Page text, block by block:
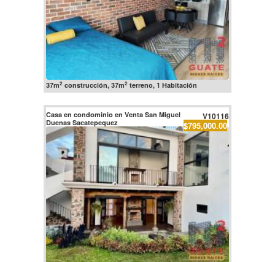
37m2construcción, 37m2terreno, 1 Habitación
Casa en condominio en Venta San Miguel
Duenas Sacatepequez
V10116
$795,000.00